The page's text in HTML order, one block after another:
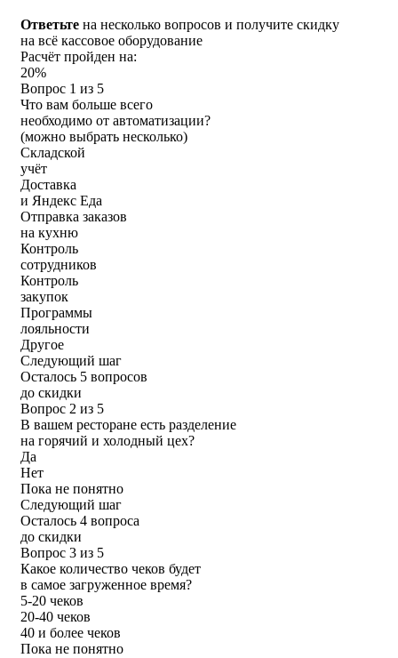
Ответьте на несколько вопросов и получите скидку
на всё кассовое оборудование
Расчёт пройден на:
20%
Вопрос 1 из 5
Что вам больше всего
необходимо от автоматизации?
(можно выбрать несколько)
Складской
учёт
Доставка
и Яндекс Еда
Отправка заказов
на кухню
Контроль
сотрудников
Контроль
закупок
Программы
лояльности
Другое
Следующий шаг
Осталось 5 вопросов
до скидки
Вопрос 2 из 5
В вашем ресторане есть разделение
на горячий и холодный цех?
Да
Нет
Пока не понятно
Следующий шаг
Осталось 4 вопроса
до скидки
Вопрос 3 из 5
Какое количество чеков будет
в самое загруженное время?
5-20 чеков
20-40 чеков
40 и более чеков
Пока не понятно